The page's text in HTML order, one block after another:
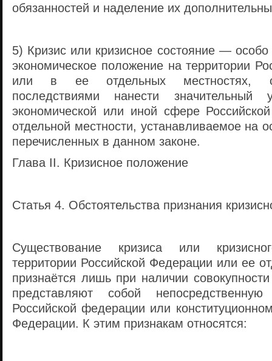
обязанностей и наделение их
5) Кризис или кризисное состояние —
экономическое положение на территории
или в ее отдельных местностях,
последствиями нанести значительный
экономической или иной сфере
отдельной местности, устанавливаемое на
перечисленных в данном законе.
Глава II. Кризисное положение
Статья 4. Обстоятельства признания
Существование кризиса или
территории Российской Федерации или ее
признаётся лишь при наличии
представляют собой
Российской федерации или
Федерации. К этим признакам относятся: